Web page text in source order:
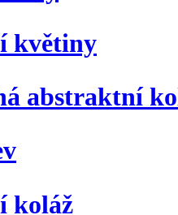
květiny
abstraktní
koláž